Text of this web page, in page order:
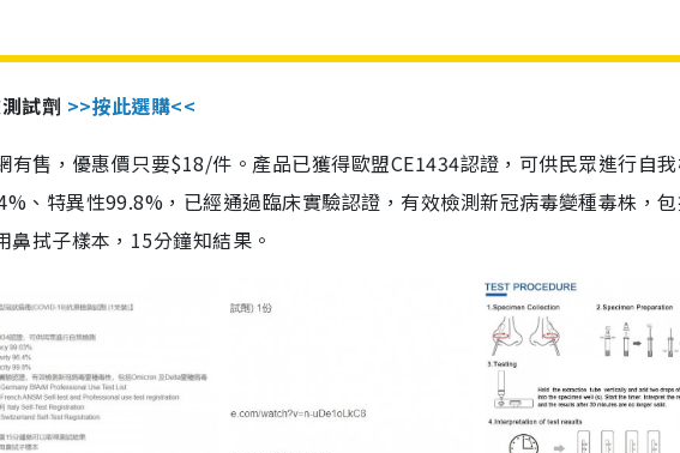
試劑 >>按此選購<<
售，優惠價只要$18/件。產品已獲得歐盟CE1434認證，可供民眾進行自
、特異性99.8%，已經通過臨床實驗認證，有效檢測新冠病毒變種毒株，
拭子樣本，15分鐘知結果。